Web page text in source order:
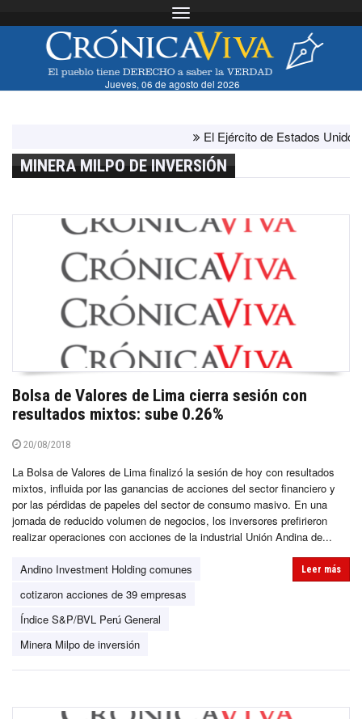
Toggle navigation
Jueves, 06 de agosto del 2026
El Ejército de Estados Unidos
MINERA MILPO DE INVERSIÓN
Bolsa de Valores de Lima cierra sesión con
resultados mixtos: sube 0.26%
20/08/2018
La Bolsa de Valores de Lima finalizó la sesión de hoy con resultados
mixtos, influida por las ganancias de acciones del sector financiero y
por las pérdidas de papeles del sector de consumo masivo. En una
jornada de reducido volumen de negocios, los inversores prefirieron
realizar operaciones con acciones de la industrial Unión Andina de...
Andino Investment Holding comunes
cotizaron acciones de 39 empresas
Índice S&P/BVL Perú General
Minera Milpo de inversión
Leer más